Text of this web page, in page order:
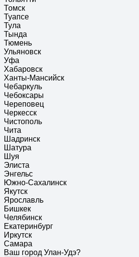
Томск
Туапсе
Тула
Тында
Тюмень
Ульяновск
Уфа
Хабаровск
Ханты-Мансийск
Чебаркуль
Чебоксары
Череповец
Черкесск
Чистополь
Чита
Шадринск
Шатура
Шуя
Элиста
Энгельс
Южно-Сахалинск
Якутск
Ярославль
Бишкек
Челябинск
Екатеринбург
Иркутск
Самара
Ваш город Улан-Удэ?